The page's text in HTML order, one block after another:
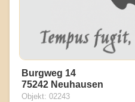
Burgweg 14
75242 Neuhausen
Objekt: 02243